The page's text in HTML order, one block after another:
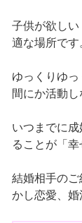
子供が欲し
適な場所です
ゆっくりゆ
間にか活動
いつまでに
ることが「幸
結婚相手の
かし恋愛、婚